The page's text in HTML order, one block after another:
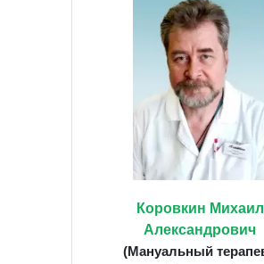
Коровкин Михаил
Александрович
(Мануальный